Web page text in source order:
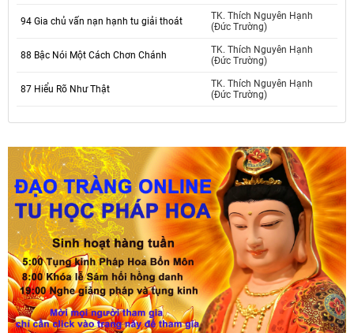
94 Gia chủ vấn nạn hạnh tu giải thoát
TK. Thích Nguyên Hạnh
(Đức Trường)
88 Bậc Nói Một Cách Chơn Chánh
TK. Thích Nguyên Hạnh
(Đức Trường)
87 Hiểu Rõ Như Thật
TK. Thích Nguyên Hạnh
(Đức Trường)